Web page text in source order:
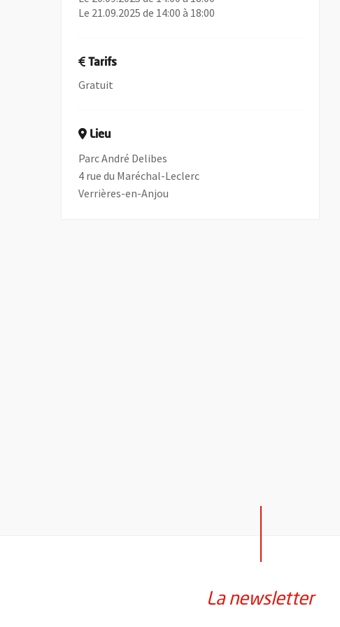
Le 21.09.2025 de 14:00 à 18:00
Tarifs
Gratuit
Lieu
Parc André Delibes
4 rue du Maréchal-Leclerc
Verrières-en-Anjou
La newsletter